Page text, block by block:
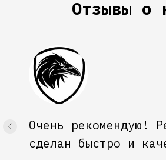
Отзывы о
Очень рекомендую!
сделан быстро и